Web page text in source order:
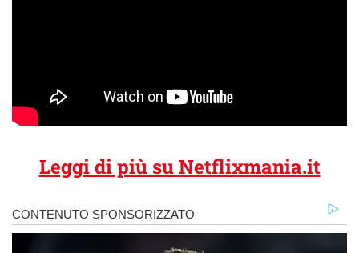
Leggi di più su Netflixmania.it